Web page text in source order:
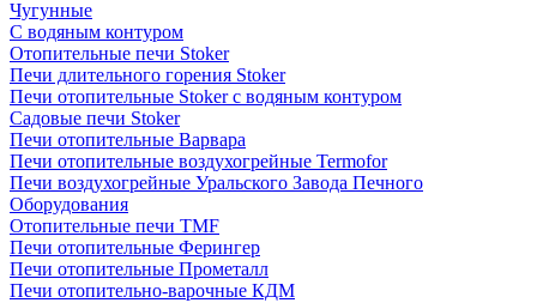
Чугунные
C водяным контуром
Отопительные печи Stoker
Печи длительного горения Stoker
Печи отопительные Stoker с водяным контуром
Садовые печи Stoker
Печи отопительные Варвара
Печи отопительные воздухогрейные Termofor
Печи воздухогрейные Уральского Завода Печного
Оборудования
Отопительные печи TMF
Печи отопительные Ферингер
Печи отопительные Прометалл
Печи отопительно-варочные КДМ